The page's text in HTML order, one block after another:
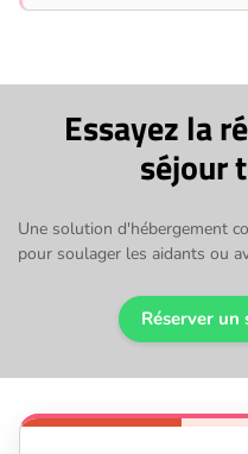
Essayez la
séjour
Une solution d'hébergement
pour soulager les aidants ou
Réserver